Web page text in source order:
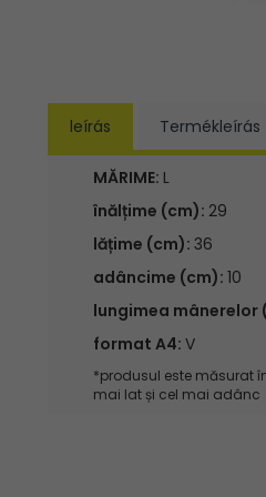
leírás Termékleírás
MĂRIME: L
înălțime (cm): 29
lățime (cm): 36
adâncime (cm): 10
lungimea mânerelor
format A4: V
*produsul este măsurat
mai lat și cel mai adânc